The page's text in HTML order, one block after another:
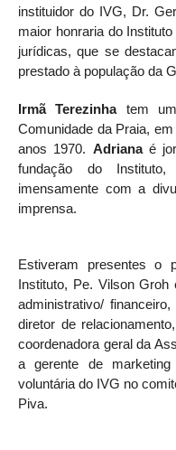
instituidor do IVG, Dr.
maior honraria do
jurídicas, que se
prestado à população da
Irmã Terezinha tem
Comunidade da Praia,
anos 1970. Adrianaé
fundação do
imensamente com a
imprensa.
Estiveram presentes o
Instituto, Pe. Vilson
administrativo/
diretor de
coordenadora geral da
a gerente de
voluntária do IVG no
Piva.